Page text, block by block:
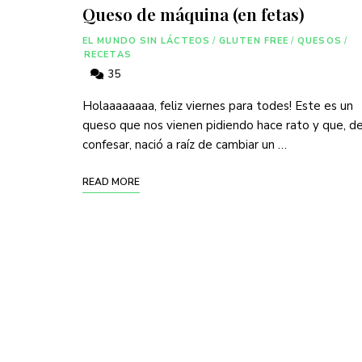
Queso de máquina (en fetas)
EL MUNDO SIN LÁCTEOS / GLUTEN FREE / QUESOS /
RECETAS
35
Holaaaaaaaa, feliz viernes para todes! Este es un
queso que nos vienen pidiendo hace rato y que,
confesar, nació a raíz de cambiar un …
READ MORE